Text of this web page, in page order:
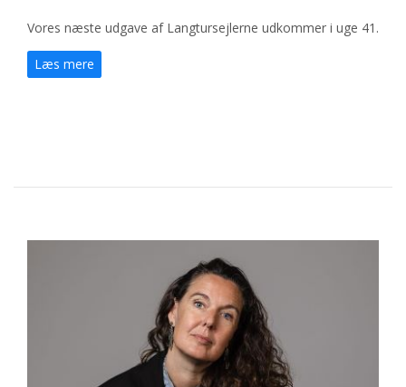
Vores næste udgave af Langtursejlerne udkommer i uge 41.
Læs mere